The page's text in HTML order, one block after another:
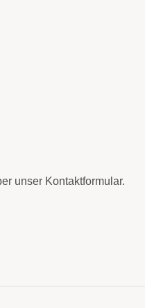
unser Kontaktformular.